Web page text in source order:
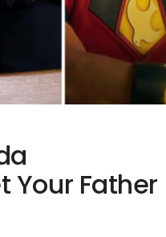
Your Father